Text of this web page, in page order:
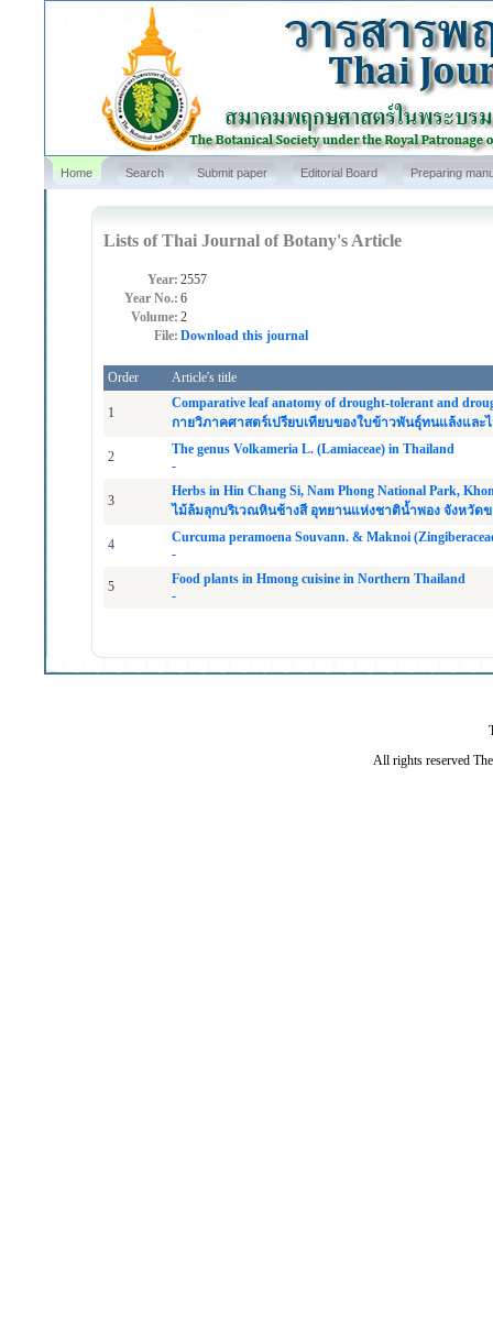
Home Search Submit paper Editorial Board Preparing
Lists of Thai Journal of Botany's Article
Year: 2557
Year No.: 6
Volume: 2
File: Download this journal
Order Article's title
1
Comparative leaf anatomy of drought-tolerant and
กายวิภาคศาสตร์เปรียบเทียบของใบข้าวพันธุ์ทนแล้งและ
2
The genus Volkameria L. (Lamiaceae) in Thailand
-
3
Herbs in Hin Chang Si, Nam Phong National Park,
ไม้ล้มลุกบริเวณหินช้างสี อุทยานแห่งชาติน้ำพอง จังหวัด
4
Curcuma peramoena Souvann. & Maknoi
-
5
Food plants in Hmong cuisine in Northern Thailand
-
All rights reserved